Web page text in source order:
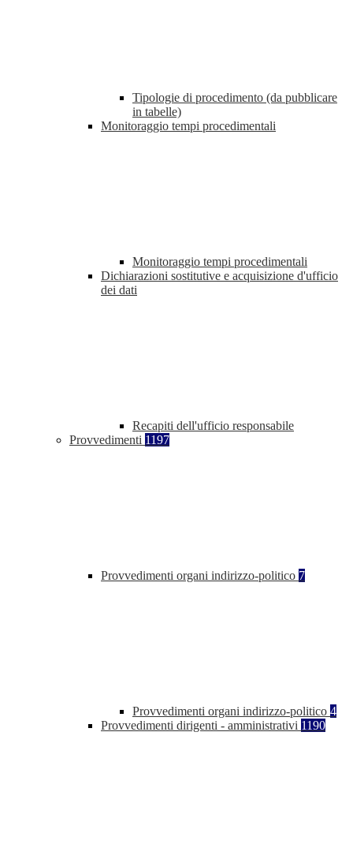
Tipologie di procedimento (da pubblicare
in tabelle)
Monitoraggio tempi procedimentali
Monitoraggio tempi procedimentali
Dichiarazioni sostitutive e acquisizione d'ufficio
dei dati
Recapiti dell'ufficio responsabile
Provvedimenti 1197
Provvedimenti organi indirizzo-politico 7
Provvedimenti organi indirizzo-politico 4
Provvedimenti dirigenti - amministrativi 1190